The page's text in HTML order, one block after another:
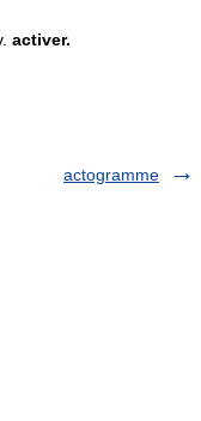
activer.
actogramme